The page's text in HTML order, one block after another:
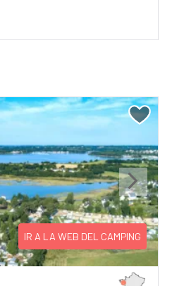
Next
IR A LA WEB DEL CAMPING